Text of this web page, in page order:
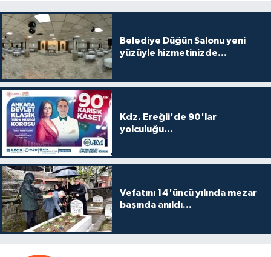
Belediye Düğün Salonu yeni
yüzüyle hizmetinizde...
Kdz. Ereğli'de 90'lar
yolculuğu...
Vefatını 14'üncü yılında mezar
başında anıldı...